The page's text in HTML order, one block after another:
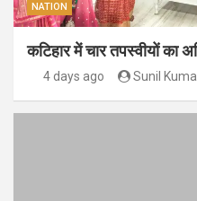
NATION
कटिहार में चार तपस्वीयों का
4 days ago Sunil